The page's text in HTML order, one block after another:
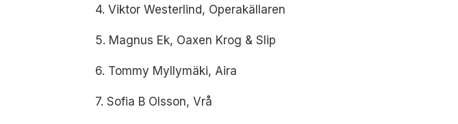
4. Viktor Westerlind, Operakällaren
5. Magnus Ek, Oaxen Krog & Slip
6. Tommy Myllymäki, Aira
7. Sofia B Olsson, Vrå